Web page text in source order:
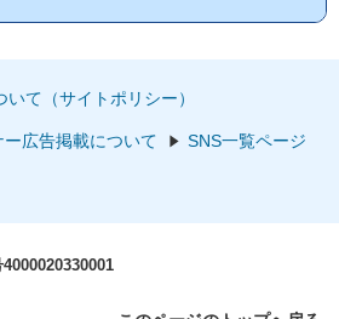
て（サイトポリシー）
ー広告掲載について SNS一覧ページ